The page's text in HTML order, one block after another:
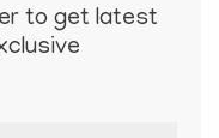
to get latest